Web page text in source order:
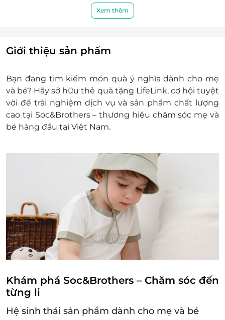
E-Gift không đổi được ra tiền mặt một phần
Nếu giá tiền đơn đặt hàng của khách hàng vượt
quá giá trị của E-Gift thì khách hàng phải thanh
Khách hàng có trách nhiệm bảo mật thông tin
mã thẻ quà tặng sau khi đặt mua. LifeLink sẽ
không chịu trách nhiệm hoàn trả các mã thẻ bị
mất hoặc ở trạng thái "Đã sử dụng" với bất kỳ lý
do gì.
lượng sản phẩm hoặc dịch vụ được cung cấp
cũng như đối với các tranh chấp về sau giữa
khách hàng và nhà cung cấp.
LifeLink có quyền sửa chữa hoặc thay đổi điều
khoản và điều kiện sử dụng mà không thông
báo trước.
Hotline hỗ trợ: 1900 2065 -
Xem thêm
Giới thiệu sản phẩm
Bạn đang tìm kiếm món quà ý nghĩa dành cho mẹ
và bé? Hãy sở hữuthẻ quà tặng LifeLink, cơ hội tuyệt
vời để trải nghiệm dịch vụ và sản phẩm chất lượng
cao tại Soc&Brothers – thương hiệu chăm sóc mẹ và
bé hàng đầu tại Việt Nam.
Khám phá Soc&Brothers – Chăm sóc đến
từng li
Hệ sinh thái sản phẩm dành cho mẹ và bé